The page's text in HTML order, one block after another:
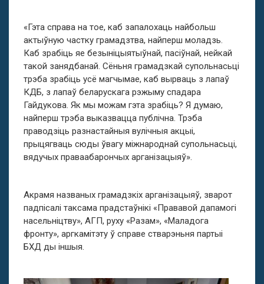
«Гэта справа на тое, каб запалохаць найбольш
актыўную частку грамадзтва, найперш моладзь.
Каб зрабіць яе безыніцыятыўнай, пасіўнай, нейкай
такой занядбанай. Сёньня грамадзкай супольнасьці
трэба зрабіць усё магчымае, каб вырваць з лапаў
КДБ, з лапаў беларускага рэжыму спадара
Гайдукова. Як мы можам гэта зрабіць? Я думаю,
найперш трэба выказвацца публічна. Трэба
праводзіць разнастайныя вулічныя акцыі,
прыцягваць сюды ўвагу міжнароднай супольнасьці,
вядучых праваабарончых арганізацыяў».
Акрамя названых грамадзкіх арганізацыяў, зварот
падпісалі таксама прадстаўнікі «Прававой дапамогі
насельніцтву», АГП, руху «Разам», «Маладога
фронту», аргкамітэту ў справе стварэньня партыі
БХД ды іншыя.